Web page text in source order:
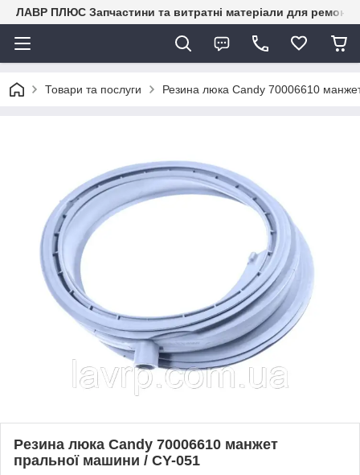
ЛАВР ПЛЮС Запчастини та витратні матеріали для ремонту
Товари та послуги Резина люка Candy 70006610
Резина люка Candy 70006610 манжет
пральної машини / CY-051